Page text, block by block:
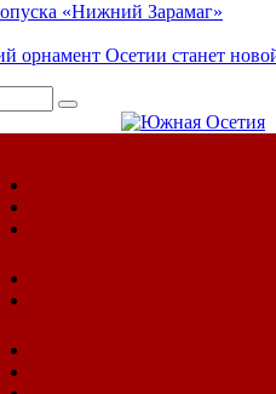
«Нижний Зарамаг»
орнамент Осетии станет